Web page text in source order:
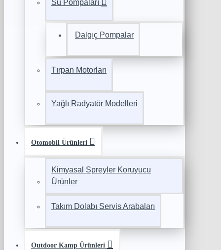
Su Pompaları
Dalgıç Pompalar
Tırpan Motorları
Yağlı Radyatör Modelleri
Otomobil Ürünleri
Kimyasal Spreyler Koruyucu
Ürünler
Takım Dolabı Servis Arabaları
Outdoor Kamp Ürünleri